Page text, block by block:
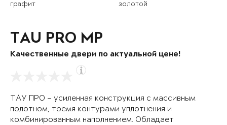
графит
золотой
TAU PRO MP
Качественные двери по актуальной цене!
ТАУ ПРО – усиленная конструкция с массивным
полотном, тремя контурами уплотнения и
комбинированным наполнением. Обладает